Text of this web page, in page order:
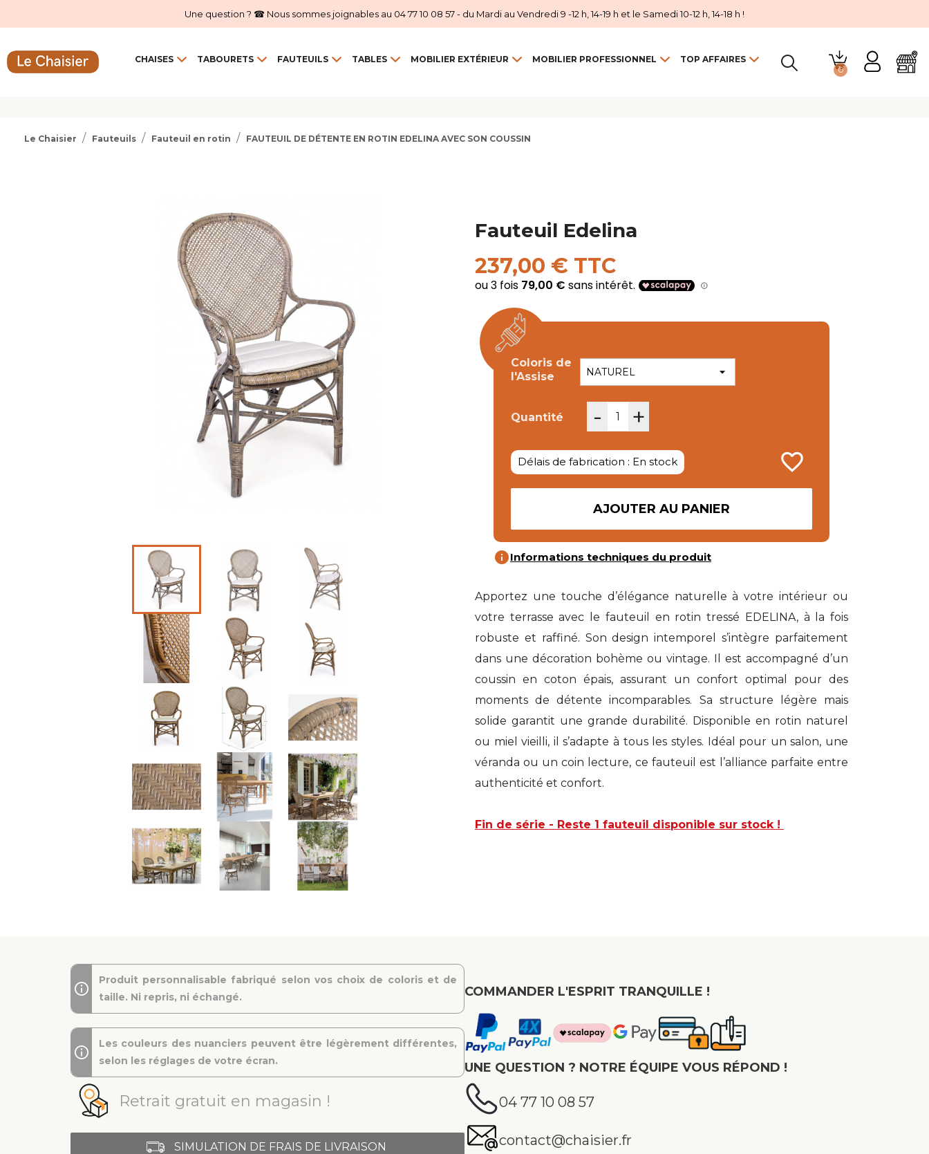
Une question ? ☎ Nous sommes joignables au 04 77 10 08 57 - du Mardi au Vendredi 9 -12 h, 14-19 h et le Samedi 10-12 h, 14-18 h !
CHAISES TABOURETS FAUTEUILS TABLES MOBILIER EXTÉRIEUR MOBILIER PROFESSIONNEL TOP AFFAIRES
0
Le Chaisier Fauteuils Fauteuil en rotin FAUTEUIL DE DÉTENTE EN ROTIN EDELINA AVEC SON COUSSIN
Fauteuil Edelina
237,00 € TTC
Coloris de
l'Assise
Quantité - +
Délais de fabrication : En stock favorite_border
AJOUTER AU PANIER
infoInformations techniques du produit
Apportez une touche d’élégance naturelle à votre intérieur ou
votre terrasse avec le fauteuil en rotin tressé EDELINA, à la fois
robuste et raffiné. Son design intemporel s’intègre parfaitement
dans une décoration bohème ou vintage. Il est accompagné d’un
coussin en coton épais, assurant un confort optimal pour des
moments de détente incomparables. Sa structure légère mais
solide garantit une grande durabilité. Disponible en rotin naturel
ou miel vieilli, il s’adapte à tous les styles. Idéal pour un salon, une
véranda ou un coin lecture, ce fauteuil est l’alliance parfaite entre
authenticité et confort.
Fin de série - Reste 1 fauteuil disponible sur stock !
Produit personnalisable fabriqué selon vos choix de coloris et de
taille. Ni repris, ni échangé.
Les couleurs des nuanciers peuvent être légèrement différentes,
selon les réglages de votre écran.
Retrait gratuit en magasin !
SIMULATION DE FRAIS DE LIVRAISON
COMMANDER L'ESPRIT TRANQUILLE !
UNE QUESTION ? NOTRE ÉQUIPE VOUS RÉPOND !
04 77 10 08 57
contact@chaisier.fr